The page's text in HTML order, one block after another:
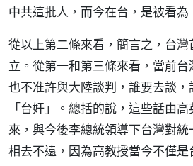
中共這批人，而今在台，是被看為
從以上第二條來看，簡言之，台
立。從第一和第三條來看，當前台
也不准許與大陸談判，誰要去談
「台奸」。總括的說，這些話由
來，與今後李總統領導下台灣對
相去不遠，因為高教授當今不僅